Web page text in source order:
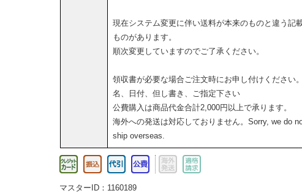
現在システム変更に伴い送料が本来のものと違う記
ものがあります。
順次変更していますのでご了承ください。
領収書が必要な場合ご注文時にお申し付けください
名、日付、但し書き、ご指定下さい
公費購入は商品代金合計2,000円以上で承ります。
海外への発送は対応しておりません。Sorry, we do
ship overseas.
マスターID：1160189